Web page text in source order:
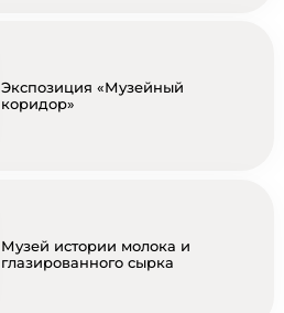
Экспозиция «Музейный
коридор»
Музей истории молока и
глазированного сырка